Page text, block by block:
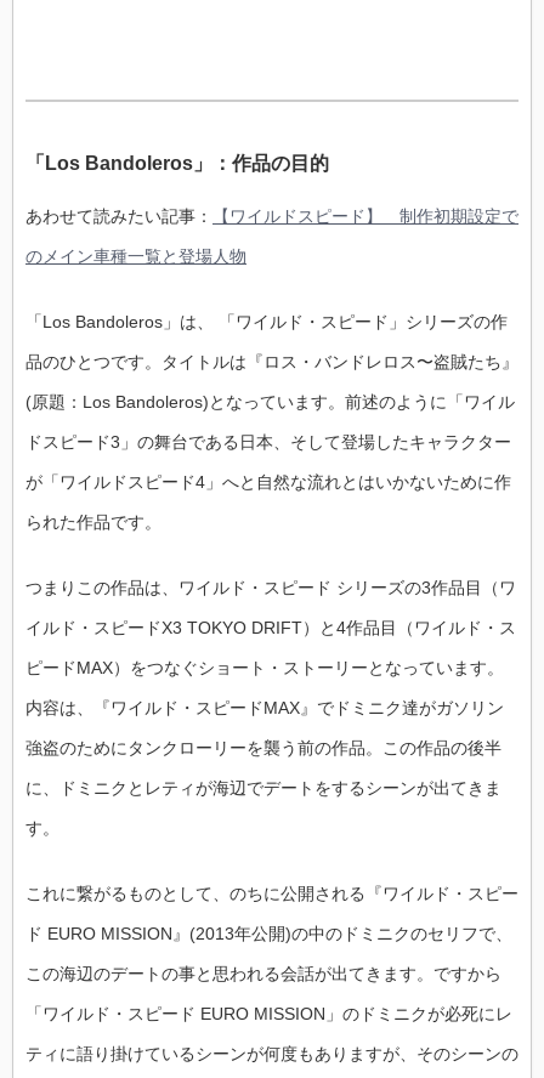
「Los Bandoleros」：作品の目的
あわせて読みたい記事： 【ワイルドスピード】 制作初期設定で
のメイン車種一覧と登場人物
「Los Bandoleros」は、 「ワイルド・スピード」シリーズの作
品のひとつです。タイトルは『ロス・バンドレロス〜盗賊たち』
(原題：Los Bandoleros)となっています。前述のように「ワイル
ドスピード3」の舞台である日本、そして登場したキャラクター
が「ワイルドスピード4」へと自然な流れとはいかないために作
られた作品です。
つまりこの作品は、ワイルド・スピード シリーズの3作品目（ワ
イルド・スピードX3 TOKYO DRIFT）と4作品目（ワイルド・ス
ピードMAX）をつなぐショート・ストーリーとなっています。
内容は、『ワイルド・スピードMAX』でドミニク達がガソリン
強盗のためにタンクローリーを襲う前の作品。この作品の後半
に、ドミニクとレティが海辺でデートをするシーンが出てきま
す。
これに繋がるものとして、のちに公開される『ワイルド・スピー
ド EURO MISSION』(2013年公開)の中のドミニクのセリフで、
この海辺のデートの事と思われる会話が出てきます。ですから
「ワイルド・スピード EURO MISSION」のドミニクが必死にレ
ティに語り掛けているシーンが何度もありますが、そのシーンの